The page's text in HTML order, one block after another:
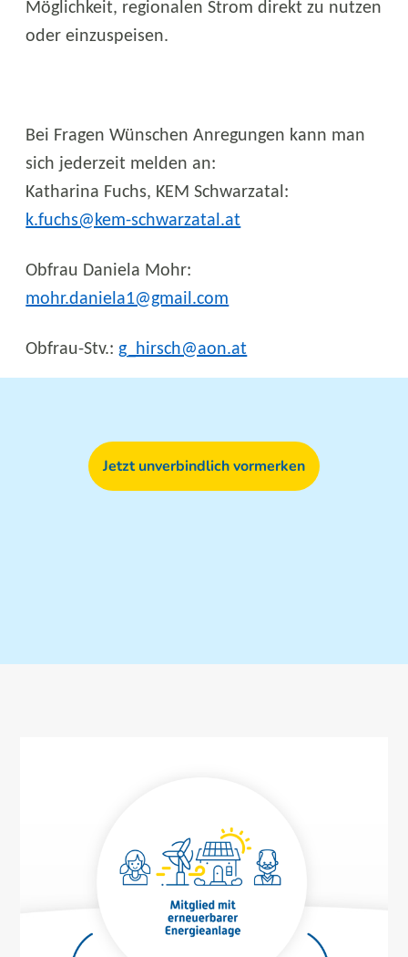
Möglichkeit, regionalen Strom direkt zu nutzen
oder einzuspeisen.
Bei Fragen Wünschen Anregungen kann man
sich jederzeit melden an:
Katharina Fuchs, KEM Schwarzatal:
k.fuchs@kem-schwarzatal.at
Obfrau Daniela Mohr:
mohr.daniela1@gmail.com
Obfrau-Stv.: g_hirsch@aon.at
Jetzt unverbindlich vormerken